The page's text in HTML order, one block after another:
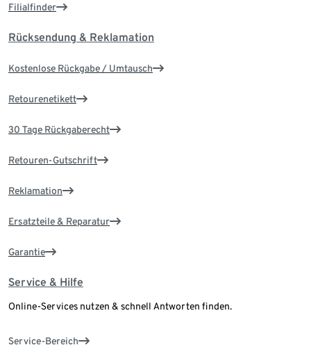
Filialfinder
Rücksendung & Reklamation
Kostenlose Rückgabe / Umtausch
Retourenetikett
30 Tage Rückgaberecht
Retouren-Gutschrift
Reklamation
Ersatzteile & Reparatur
Garantie
Service & Hilfe
Online-Services nutzen & schnell Antworten finden.
Service-Bereich